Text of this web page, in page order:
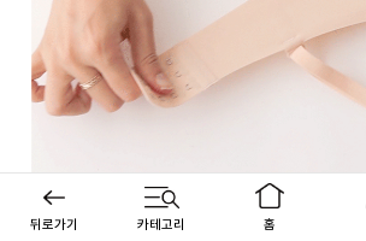
뒤로가기 카테고리 홈